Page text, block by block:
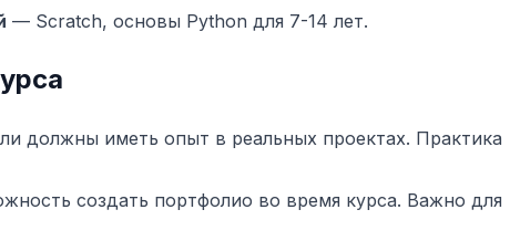
— Scratch, основы Python для 7-14 лет.
должны иметь опыт в реальных проектах. Практика
создать портфолио во время курса. Важно для